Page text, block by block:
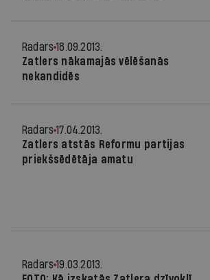
Radars 18.09.2013.
Zatlers nākamajās vēlēšanās
nekandidēs
Radars 17.04.2013.
Zatlers atstās Reformu partijas
priekšsēdētāja amatu
Radars 19.03.2013.